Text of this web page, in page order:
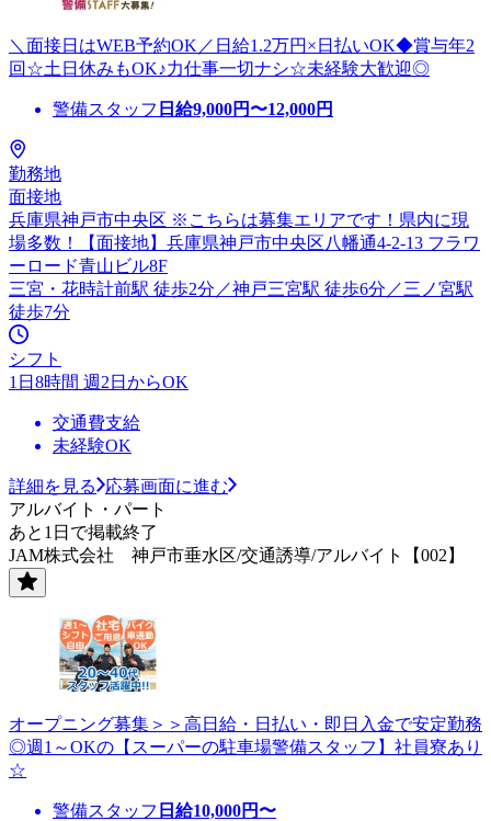
＼面接日はWEB予約OK／日給1.2万円×日払いOK◆賞与年2
回☆土日休みもOK♪力仕事一切ナシ☆未経験大歓迎◎
警備スタッフ 日給9,000円〜12,000円
勤務地
面接地
兵庫県神戸市中央区 ※こちらは募集エリアです！県内に現
場多数！【面接地】兵庫県神戸市中央区八幡通4-2-13 フラワ
ーロード青山ビル8F
三宮・花時計前駅 徒歩2分／神戸三宮駅 徒歩6分／三ノ宮駅
徒歩7分
シフト
1日8時間 週2日からOK
交通費支給
未経験OK
詳細を見る
応募画面に進む
アルバイト・パート
あと1日で掲載終了
JAM株式会社 神戸市垂水区/交通誘導/アルバイト【002】
オープニング募集＞＞高日給・日払い・即日入金で安定勤務
◎週1～OKの【スーパーの駐車場警備スタッフ】社員寮あり
☆
警備スタッフ 日給10,000円〜